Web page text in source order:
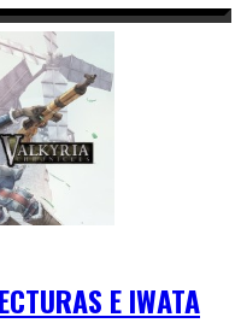
E IWATA